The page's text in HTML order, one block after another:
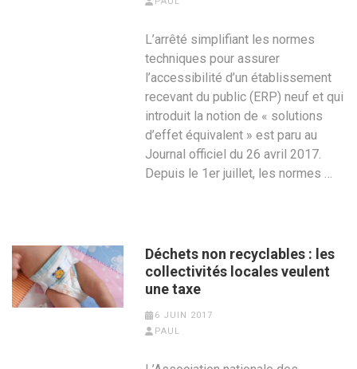
L’arrêté simplifiant les normes
techniques pour assurer
l’accessibilité d’un établissement
recevant du public (ERP) neuf et qui
introduit la notion de « solutions
d’effet équivalent » est paru au
Journal officiel du 26 avril 2017.
Depuis le 1er juillet, les normes …
Déchets non recyclables : les
collectivités locales veulent
une taxe
6 JUIN 2017
PAUL